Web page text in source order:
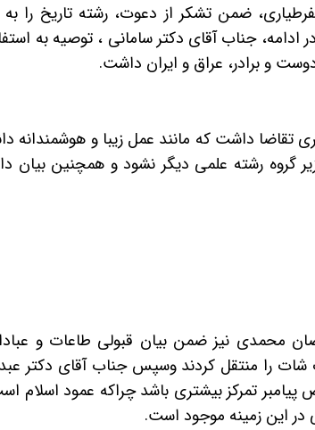
ضمن تشکر از دعوت، رشته تاریخ را
ادامه، جناب آقای دکتر سامانی ، توصیه به
و برادر، عراق و ایران داشت.
تقاضا داشت که مانند عمل زیبا و
زیر گروه رشته علمی دیگر نشود و همچنین
محمدی نیز ضمن بیان قبولی طاعات و
شات را منتقل کردند وسپس جناب آقای دکتر
تمرکز بیشتری باشد چراکه عمود اسلام
در این زمینه موجود است.